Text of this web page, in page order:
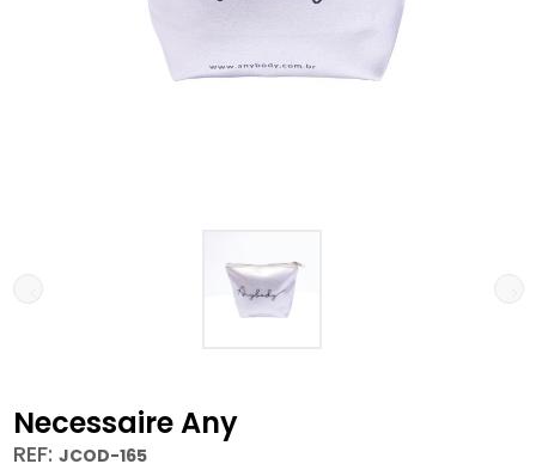
Necessaire Any
REF: JCOD-165